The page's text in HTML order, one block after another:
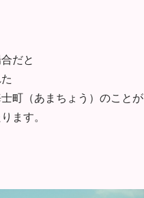
だと
町（あまちょう）のことが
ます。